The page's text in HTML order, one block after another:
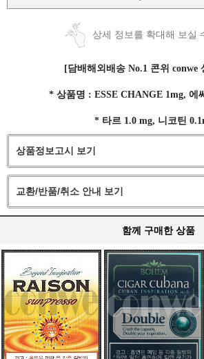
상세 정보를 확대해 보실
[담배해외배송 No.1 콘위 conwe
* 상품명 : ESSE CHANGE 1mg, 에
* 타르 1.0 mg, 니코틴
상품정보고시 보기
교환/반품/취소 안내 보기
함께 구매한 상품